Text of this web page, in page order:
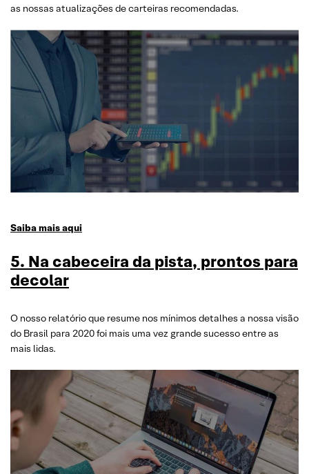
as nossas atualizações de carteiras recomendadas.
Saiba mais aqui
5. Na cabeceira da pista, prontos para
decolar
O nosso relatório que resume nos mínimos detalhes a nossa visão
do Brasil para 2020 foi mais uma vez grande sucesso entre as
mais lidas.